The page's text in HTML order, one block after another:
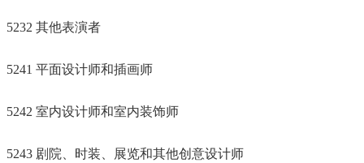
5232 其他表演者
5241 平面设计师和插画师
5242 室内设计师和室内装饰师
5243 剧院、时装、展览和其他创意设计师